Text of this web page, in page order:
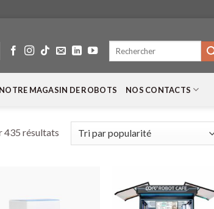
Recherche
NOTRE MAGASIN DE ROBOTS NOS CONTACTS
435 résultats